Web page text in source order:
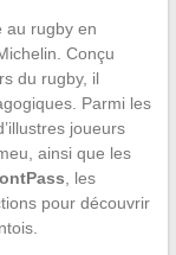
au rugby en
Conçu
du rugby, il
Parmi les
joueurs
ainsi que les
, les
pour découvrir